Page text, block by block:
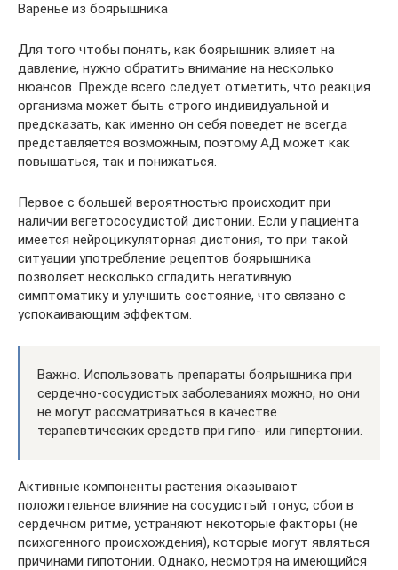
Варенье из боярышника
Для того чтобы понять, как боярышник влияет на
давление, нужно обратить внимание на несколько
нюансов. Прежде всего следует отметить, что реакция
организма может быть строго индивидуальной и
предсказать, как именно он себя поведет не всегда
представляется возможным, поэтому АД может как
повышаться, так и понижаться.
Первое с большей вероятностью происходит при
наличии вегетососудистой дистонии. Если у пациента
имеется нейроцикуляторная дистония, то при такой
ситуации употребление рецептов боярышника
позволяет несколько сгладить негативную
симптоматику и улучшить состояние, что связано с
успокаивающим эффектом.
Важно. Использовать препараты боярышника при
сердечно-сосудистых заболеваниях можно, но они
не могут рассматриваться в качестве
терапевтических средств при гипо- или гипертонии.
Активные компоненты растения оказывают
положительное влияние на сосудистый тонус, сбои в
сердечном ритме, устраняют некоторые факторы (не
психогенного происхождения), которые могут являться
причинами гипотонии. Однако, несмотря на имеющийся